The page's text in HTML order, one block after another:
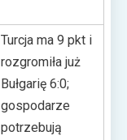
Turcja ma 9 pkt i
rozgromiła już
Bułgarię 6:0;
gospodarze
potrzebują